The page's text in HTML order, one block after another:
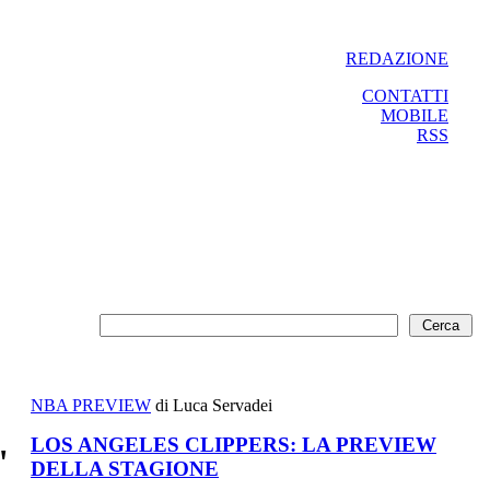
REDAZIONE
CONTATTI
MOBILE
RSS
NBA PREVIEW di Luca Servadei
LOS ANGELES CLIPPERS: LA PREVIEW
DELLA STAGIONE